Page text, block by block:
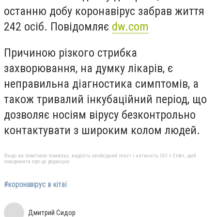
останню добу коронавірус забрав життя
242 осіб. Повідомляє dw.com
Причиною різкого стрибка
захворювання, на думку лікарів, є
неправильна діагностика симптомів, а
також тривалий інкубаційний період, що
дозволяє носіям вірусу безконтрольно
контактувати з широким колом людей.
Якщо ви помітили помилку, виділіть необхідний текст і натисніть Ctrl + Enter, щоб
повідомити про це редакцію
#коронавірус в кітаї
Дмитрий Сидор